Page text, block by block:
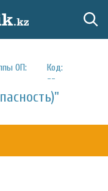
ОП:
Код:
--